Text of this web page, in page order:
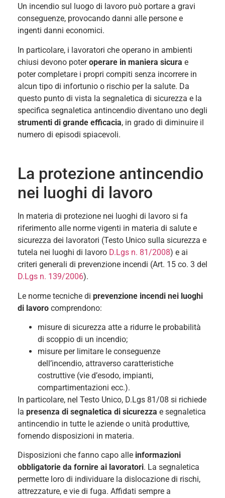
Un incendio sul luogo di lavoro può portare a gravi
conseguenze, provocando danni alle persone e
ingenti danni economici.
In particolare, i lavoratori che operano in ambienti
chiusi devono poteroperare in maniera sicura e
poter completare i propri compiti senza incorrere in
alcun tipo di infortunio o rischio per la salute. Da
questo punto di vista la segnaletica di sicurezza e la
specifica segnaletica antincendio diventano uno degli
strumenti di grande efficacia, in grado di diminuire il
numero di episodi spiacevoli.
La protezione antincendio
nei luoghi di lavoro
In materia di protezione nei luoghi di lavoro si fa
riferimento alle norme vigenti in materia di salute e
sicurezza dei lavoratori (Testo Unico sulla sicurezza e
tutela nei luoghi di lavoro D.Lgs n. 81/2008) e ai
criteri generali di prevenzione incendi (Art. 15 co. 3 del
D.Lgs n. 139/2006).
Le norme tecniche di prevenzione incendi nei luoghi
di lavoro comprendono:
misure di sicurezza atte a ridurre le probabilità
di scoppio di un incendio;
misure per limitare le conseguenze
dell’incendio, attraverso caratteristiche
costruttive (vie d’esodo, impianti,
compartimentazioni ecc.).
In particolare, nel Testo Unico, D.Lgs 81/08 si richiede
la presenza di segnaletica di sicurezza e segnaletica
antincendio in tutte le aziende o unità produttive,
fornendo disposizioni in materia.
Disposizioni che fanno capo alle informazioni
obbligatorie da fornire ai lavoratori. La segnaletica
permette loro di individuare la dislocazione di rischi,
attrezzature, e vie di fuga. Affidati sempre a